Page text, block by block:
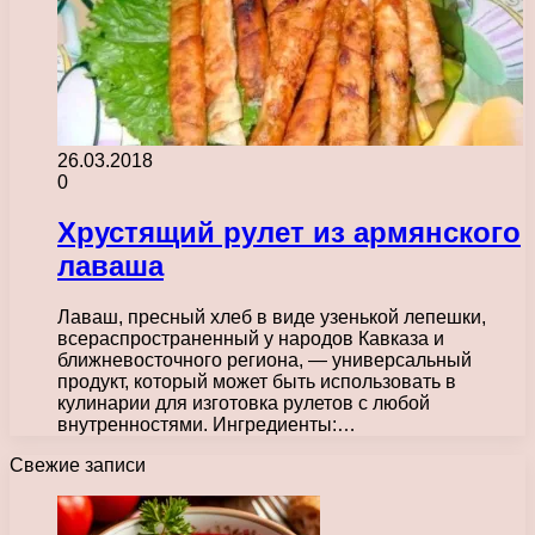
26.03.2018
0
Хрустящий рулет из армянского
лаваша
Лаваш, пресный хлеб в виде узенькой лепешки,
всераспространенный у народов Кавказа и
ближневосточного региона, — универсальный
продукт, который может быть использовать в
кулинарии для изготовка рулетов с любой
внутренностями. Ингредиенты:…
Свежие записи